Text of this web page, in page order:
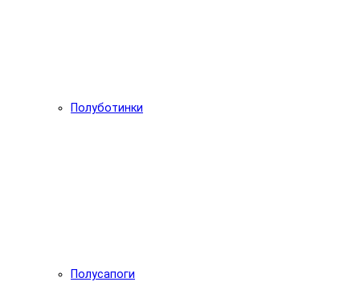
Полуботинки
Полусапоги